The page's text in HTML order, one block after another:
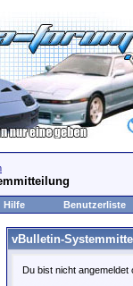
Hilfe Benutzerliste
vBulletin-
Du bist nicht